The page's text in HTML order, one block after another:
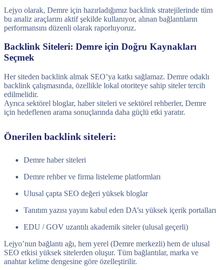
Lejyo olarak, Demre için hazırladığımız backlink stratejilerinde tüm
bu analiz araçlarını aktif şekilde kullanıyor, alınan bağlantıların
performansını düzenli olarak raporluyoruz.
Backlink Siteleri: Demre için Doğru Kaynakları
Seçmek
Her siteden backlink almak SEO’ya katkı sağlamaz. Demre odaklı
backlink çalışmasında, özellikle lokal otoriteye sahip siteler tercih
edilmelidir.
Ayrıca sektörel bloglar, haber siteleri ve sektörel rehberler, Demre
için hedeflenen arama sonuçlarında daha güçlü etki yaratır.
Önerilen backlink siteleri:
Demre haber siteleri
Demre rehber ve firma listeleme platformları
Ulusal çapta SEO değeri yüksek bloglar
Tanıtım yazısı yayını kabul eden DA’sı yüksek içerik portalları
EDU / GOV uzantılı akademik siteler (ulusal geçerli)
Lejyo’nun bağlantı ağı, hem yerel (Demre merkezli) hem de ulusal
SEO etkisi yüksek sitelerden oluşur. Tüm bağlantılar, marka ve
anahtar kelime dengesine göre özelleştirilir.